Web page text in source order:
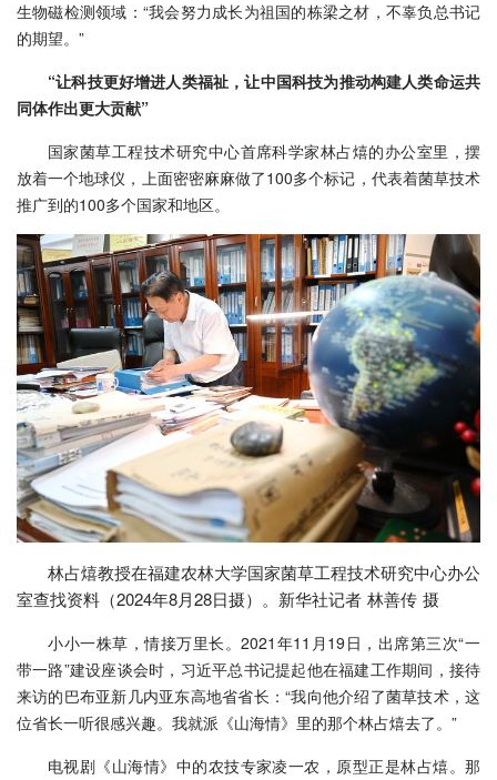
生物磁检测领域：“我会努力成长为祖国的栋梁之材，不辜负总书记
的期望。”
“让科技更好增进人类福祉，让中国科技为推动构建人类命运共
同体作出更大贡献”
国家菌草工程技术研究中心首席科学家林占熺的办公室里，摆
放着一个地球仪，上面密密麻麻做了100多个标记，代表着菌草技术
推广到的100多个国家和地区。
林占熺教授在福建农林大学国家菌草工程技术研究中心办公
室查找资料（2024年8月28日摄）。新华社记者 林善传 摄
小小一株草，情接万里长。2021年11月19日，出席第三次“一
带一路”建设座谈会时，习近平总书记提起他在福建工作期间，接待
来访的巴布亚新几内亚东高地省省长：“我向他介绍了菌草技术，这
位省长一听很感兴趣。我就派《山海情》里的那个林占熺去了。”
电视剧《山海情》中的农技专家凌一农，原型正是林占熺。那